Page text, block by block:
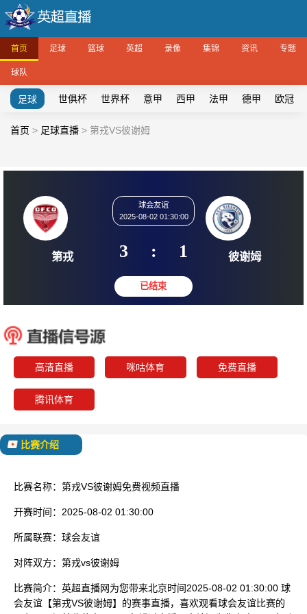
首页 足球 篮球 英超 录像 集锦 资讯 专题
球队
足球 世俱杯 世界杯 意甲 西甲 法甲 德甲 欧冠
首页 > 足球直播 > 第戎VS彼谢姆
球会友谊
3 : 1
高清直播 咪咕体育 免费直播
腾讯体育
比赛介绍
比赛名称： 第戎VS彼谢姆免费视频直播
开赛时间： 2025-08-02 01:30:00
所属联赛： 球会友谊
对阵双方： 第戎vs彼谢姆
比赛简介： 英超直播网为您带来北京时间2025-08-02 01:30:00 球
会友谊【第戎VS彼谢姆】的赛事直播，喜欢观看球会友谊比赛的